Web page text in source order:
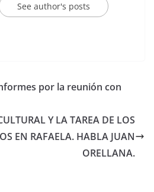
See author's posts
por la reunión con
Y LA TAREA DE LOS
EN RAFAELA. HABLA JUAN
ORELLANA.